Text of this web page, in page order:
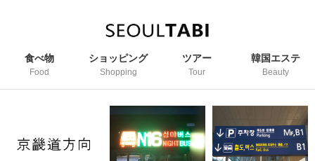
食べ物
Food
ショッピング
Shopping
ツアー
Tour
韓国エステ
Beauty